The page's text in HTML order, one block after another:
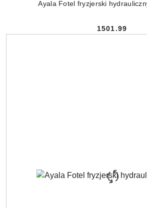
Ayala Fotel fryzjerski
Cena:
1501.99